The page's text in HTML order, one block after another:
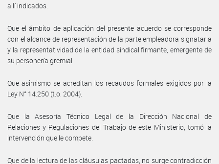
allí indicados.
Que el ámbito de aplicación del presente acuerdo se corresponde
con el alcance de representación de la parte empleadora signataria
y la representatividad de la entidad sindical firmante, emergente de
su personería gremial
Que asimismo se acreditan los recaudos formales exigidos por la
Ley N° 14.250 (t.o. 2004).
Que la Asesoría Técnico Legal de la Dirección Nacional de
Relaciones y Regulaciones del Trabajo de este Ministerio, tomó la
intervención que le compete.
Que de la lectura de las cláusulas pactadas, no surge contradicción